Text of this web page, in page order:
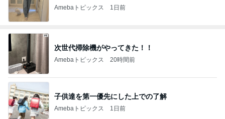
Amebaトピックス 1日前
次世代掃除機がやってきた！！
Amebaトピックス 20時間前
子供達を第一優先にした上での了解
Amebaトピックス 1日前